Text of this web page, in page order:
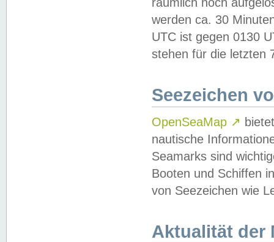
räumlich hoch
werden ca. 30
UTC ist gegen 0130
stehen für die letzten
Seezeichen
OpenSeaMap ↗
nautische
Seamarks sind
Booten und Schiffen
von Seezeichen wie
Aktualität der